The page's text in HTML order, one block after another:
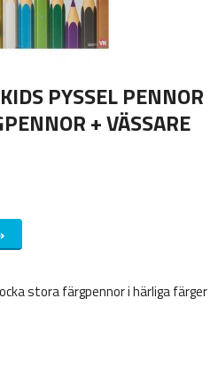
PYSSEL PENNOR
+ VÄSSARE
stora färgpennor i härliga färger